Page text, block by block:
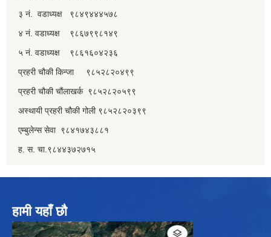
३ नं. वडाध्यक्ष ९८४९४४४५७८
४ नं. वडाध्यक्ष ९८६७९९८१४९
५ नं. वडाध्यक्ष ९८६१६०४२३६
प्रहरी चौकी किन्जा ९८५२८२०४९९
प्रहरी चौकी चौंलाखर्क ९८५२८२०५९९
अस्थायी प्रहरी चौकी गोली ९८५२८२०३९९
एम्बुलेन्स सेवा ९८४१७४३८८१
ह. स. चा.९८४४३७२७१५
हामी यहाँ छौ